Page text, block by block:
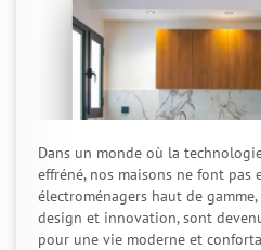
Dans un monde où la
effréné, nos maisons ne font pas
électroménagers haut de
design et innovation, sont
pour une vie moderne et